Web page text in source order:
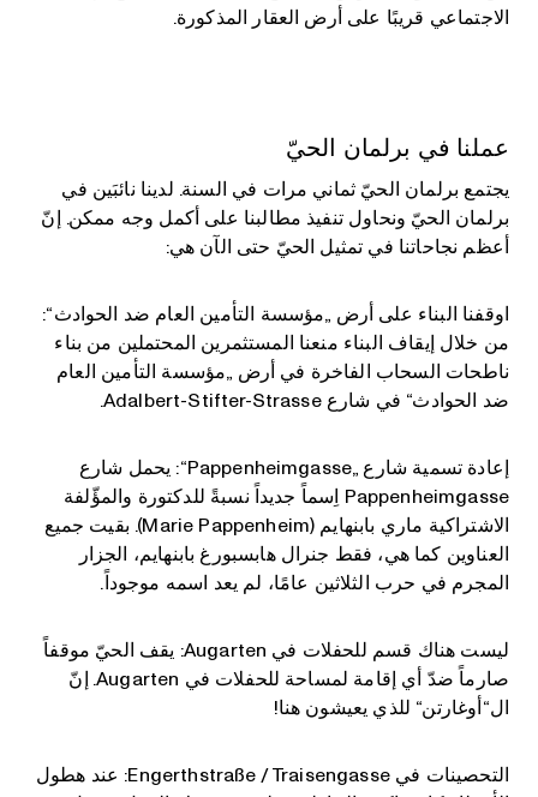
الاجتماعي قريبًا على أرض العقار المذكورة.
عملنا في برلمان الحيّ
يجتمع برلمان الحيّ ثماني مرات في السنة. لدينا نائبَين في
برلمان الحيّ ونحاول تنفيذ مطالبنا على أكمل وجه ممكن. إنّ
أعظم نجاحاتنا في تمثيل الحيّ حتى الآن هي:
اوقفنا البناء على أرض „مؤسسة التأمين العام ضد الحوادث“:
من خلال إيقاف البناء منعنا المستثمرين المحتملين من بناء
ناطحات السحاب الفاخرة في أرض „مؤسسة التأمين العام
ضد الحوادث“ في شارع Adalbert-Stifter-Strasse.
إعادة تسمية شارع „Pappenheimgasse“: يحمل شارع
Pappenheimgasse اِسماً جديداً نسبةً للدكتورة والمؤّلفة
الاشتراكية ماري بابنهايم (Marie Pappenheim). بقيت جميع
العناوين كما هي، فقط جنرال هابسبورغ بابنهايم، الجزار
المجرم في حرب الثلاثين عامًا، لم يعد اسمه موجوداً.
ليست هناك قسم للحفلات في Augarten: يقف الحيّ موقفاً
صارماً ضدّ أي إقامة لمساحة للحفلات في Augarten. إنّ
ال“أوغارتن“ للذي يعيشون هنا!
التحصينات في Engerthstraße / Traisengasse: عند هطول